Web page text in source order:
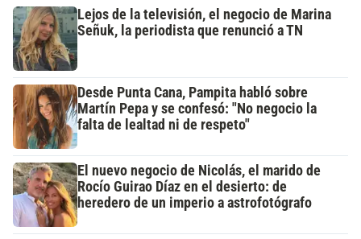
Lejos de la televisión, el negocio de Marina
Señuk, la periodista que renunció a TN
Desde Punta Cana, Pampita habló sobre
Martín Pepa y se confesó: "No negocio la
falta de lealtad ni de respeto"
El nuevo negocio de Nicolás, el marido de
Rocío Guirao Díaz en el desierto: de
heredero de un imperio a astrofotógrafo